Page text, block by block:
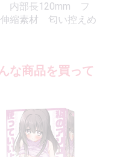
内部長120mm フ
縮素材 匂い控えめ
な商品を買って